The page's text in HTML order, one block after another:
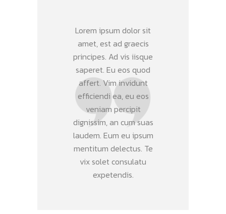
Lorem ipsum dolor sit
amet, est ad graecis
principes. Ad vis iisque
saperet. Eu eos quod
affert. Vim invidunt
efficiendi ea, eu eos
veniam percipit
dignissim, an cum suas
laudem. Eum eu ipsum
mentitum delectus. Te
vix solet consulatu
expetendis.